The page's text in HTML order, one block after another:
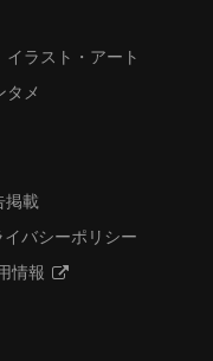
イラスト・アート
タメ
掲載
イバシーポリシー
情報